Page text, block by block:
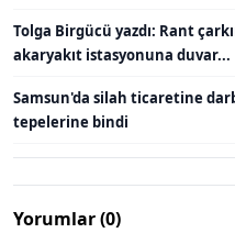
Tolga Birgücü yazdı: Rant
akaryakıt istasyonuna duvar...
Samsun'da silah ticaretine
tepelerine bindi
Yorumlar (0)